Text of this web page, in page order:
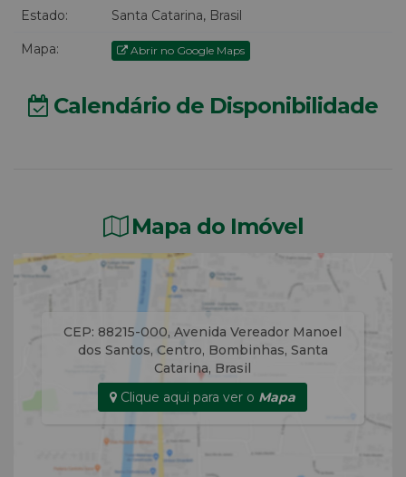
Estado: Santa Catarina, Brasil
Mapa: Abrir no Google Maps
Calendário de Disponibilidade
Mapa do Imóvel
CEP: 88215-000,Avenida Vereador Manoel
dos Santos, Centro, Bombinhas, Santa
Catarina, Brasil
Clique aqui para ver o Mapa